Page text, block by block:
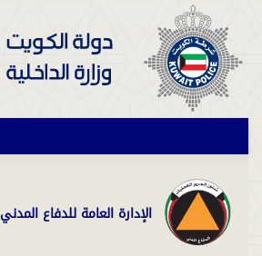
الإدارة العامة للدفاع المدني